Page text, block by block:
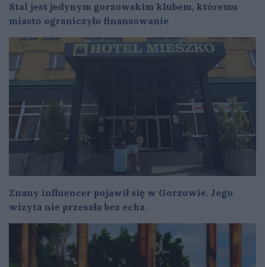
Stal jest jedynym gorzowskim klubem, któremu
miasto ograniczyło finansowanie
Znany influencer pojawił się w Gorzowie. Jego
wizyta nie przeszła bez echa